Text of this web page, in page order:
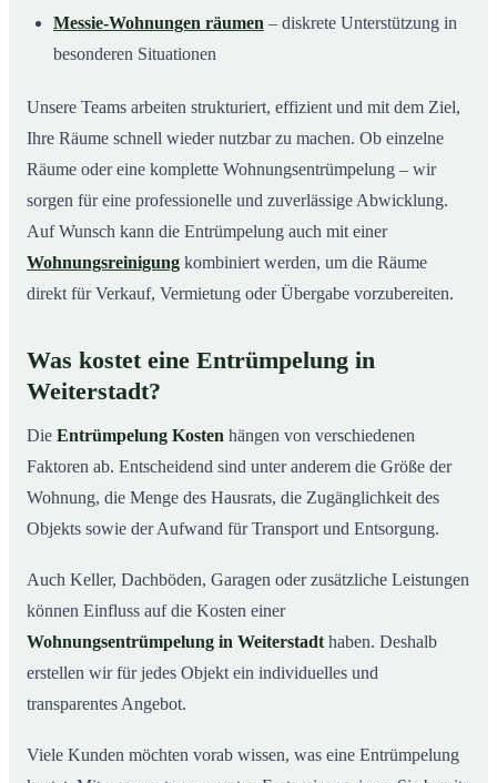
Messie-Wohnungen räumen – diskrete Unterstützung in
besonderen Situationen
Unsere Teams arbeiten strukturiert, effizient und mit dem Ziel,
Ihre Räume schnell wieder nutzbar zu machen. Ob einzelne
Räume oder eine komplette Wohnungsentrümpelung – wir
sorgen für eine professionelle und zuverlässige Abwicklung.
Auf Wunsch kann die Entrümpelung auch mit einer
Wohnungsreinigung kombiniert werden, um die Räume
direkt für Verkauf, Vermietung oder Übergabe vorzubereiten.
Was kostet eine Entrümpelung in
Weiterstadt?
Die Entrümpelung Kosten hängen von verschiedenen
Faktoren ab. Entscheidend sind unter anderem die Größe der
Wohnung, die Menge des Hausrats, die Zugänglichkeit des
Objekts sowie der Aufwand für Transport und Entsorgung.
Auch Keller, Dachböden, Garagen oder zusätzliche Leistungen
können Einfluss auf die Kosten einer
Wohnungsentrümpelung in Weiterstadt haben. Deshalb
erstellen wir für jedes Objekt ein individuelles und
transparentes Angebot.
Viele Kunden möchten vorab wissen, was eine Entrümpelung